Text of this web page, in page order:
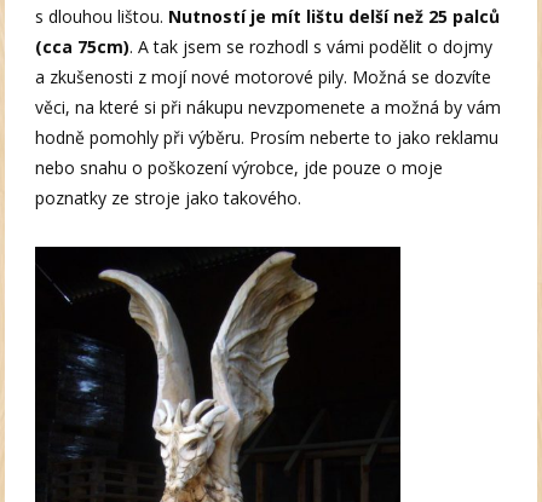
s dlouhou lištou. Nutností je mít lištu delší než 25 palců
(cca 75cm). A tak jsem se rozhodl s vámi podělit o dojmy
a zkušenosti z mojí nové motorové pily. Možná se dozvíte
věci, na které si při nákupu nevzpomenete a možná by vám
hodně pomohly při výběru. Prosím neberte to jako reklamu
nebo snahu o poškození výrobce, jde pouze o moje
poznatky ze stroje jako takového.